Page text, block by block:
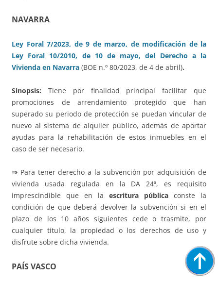
NAVARRA
Ley Foral 7/2023, de 9 de marzo, de modificación de la
Ley Foral 10/2010, de 10 de mayo, del Derecho a la
Vivienda en Navarra (BOE n.º 80/2023, de 4 de abril).
Sinopsis: Tiene por finalidad principal facilitar que
promociones de arrendamiento protegido que han
superado su periodo de protección se puedan vincular de
nuevo al sistema de alquiler público, además de aportar
ayudas para la rehabilitación de estos inmuebles en el
caso de ser necesario.
⇒ Para tener derecho a la subvención por adquisición de
vivienda usada regulada en la DA 24ª, es requisito
imprescindible que en la escritura pública conste la
condición de que deberá devolver la subvención si en el
plazo de los 10 años siguientes cede o trasmite, por
cualquier título, la propiedad o los derechos de uso y
disfrute sobre dicha vivienda.
PAÍS VASCO